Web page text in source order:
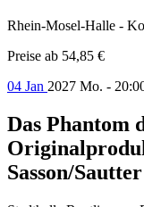
Rhein-Mosel-Halle -
Preise ab 54,85 €
04 Jan 2027 Mo. -
Das Phantom
Sasson/Sautter